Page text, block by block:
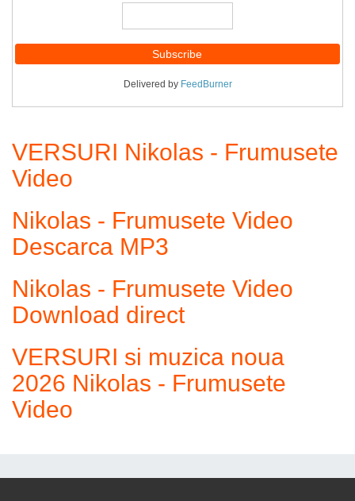
Delivered by FeedBurner
VERSURI Nikolas - Frumusete
Video
Nikolas - Frumusete Video
Descarca MP3
Nikolas - Frumusete Video
Download direct
VERSURI si muzica noua
2026 Nikolas - Frumusete
Video